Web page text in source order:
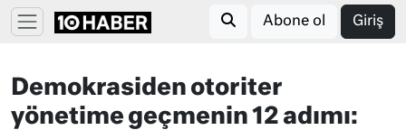
Abone ol Giriş
Demokrasiden otoriter
yönetime geçmenin 12 adımı: